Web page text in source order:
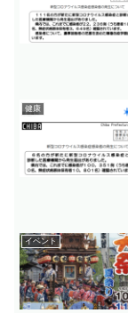
健康
イベント